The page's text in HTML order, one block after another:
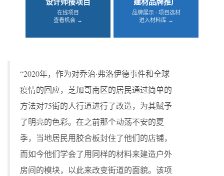
在线项目
查看机会 →
品牌展示 · 项目选材
进入材料库 →
“2020年，作为对乔治·弗洛伊德事件和全球
疫情的回应，芝加哥南区的居民通过简单的
方法对75街的人行道进行了改造，为其赋予
了明亮的色彩。在之前那个动荡不安的夏
季，当地居民用胶合板封住了他们的店铺，
而如今他们学会了用同样的材料来建造户外
房间的模块，以此来改变街道的面貌。该项